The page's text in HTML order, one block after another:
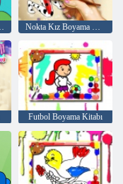
Futbol Boyama Kitabı